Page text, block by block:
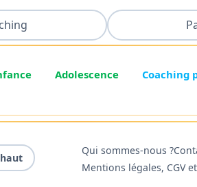
Adolescence Coaching
Qui sommes-nous ?
Mentions légales, CGV